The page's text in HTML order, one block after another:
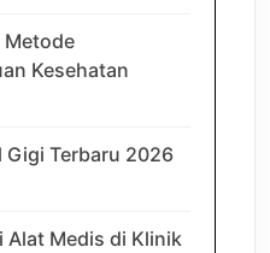
Metode
Kesehatan
Gigi Terbaru 2026
Alat Medis di Klinik